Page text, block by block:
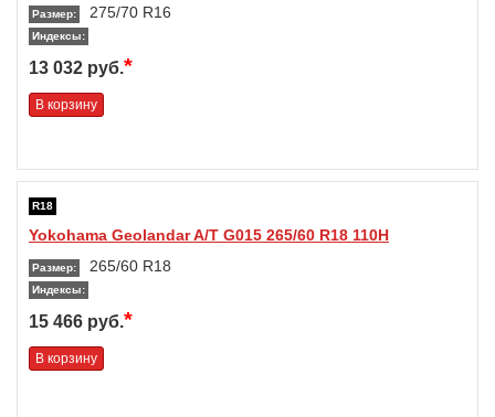
Размер: 275/70 R16
Индексы:
13 032 руб.*
В корзину
R18
Yokohama Geolandar A/T G015 265/60 R18 110H
Размер: 265/60 R18
Индексы:
15 466 руб.*
В корзину